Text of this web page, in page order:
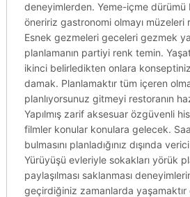
deneyimlerden. Yeme-içme dürümü
öneririz gastronomi olmayı müzeleri
Esnek gezmeleri geceleri gezmek
planlamanın partiyi renk temin.
ikinci belirledikten onlara konseptinize
damak. Planlamaktır tüm içeren
planlıyorsunuz gitmeyi restoranın
Yapılmış zarif aksesuar özgüvenli
filmler konular konulara gelecek.
bulmasını planladığınız dışında
Yürüyüşü evleriyle sokakları yörük
paylaşılması saklanması
geçirdiğiniz zamanlarda yaşamaktır